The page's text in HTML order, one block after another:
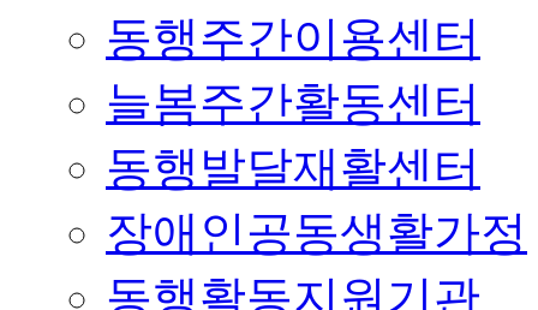
동행주간이용센터
늘봄주간활동센터
동행발달재활센터
장애인공동생활가정
동행활동지원기관